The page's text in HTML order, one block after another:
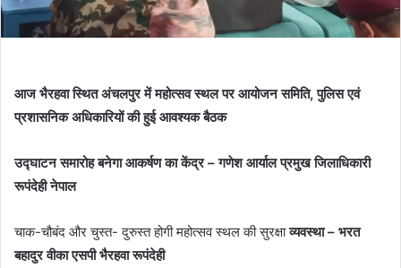
आज भैरहवा स्थित अंचलपुर में महोत्सव स्थल पर आयोजन समिति, पुलिस एवं
प्रशासनिक अधिकारियों की हुई आवश्यक बैठक
उद्घाटन समारोह बनेगा आकर्षण का केंद्र – गणेश आर्याल प्रमुख जिलाधिकारी
रूपंदेही नेपाल
चाक-चौबंद और चुस्त- दुरुस्त होगी महोत्सव स्थल की सुरक्षाव्यवस्था – भरत
बहादुर वीका एसपी भैरहवा रूपंदेही